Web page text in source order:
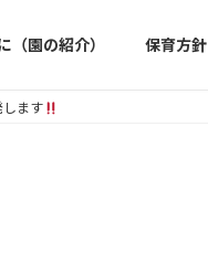
（園の紹介） 保育方針
します